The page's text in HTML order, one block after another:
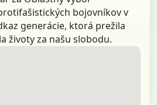
bojovníkov v
generácie, ktorá prežila
životy za našu slobodu.